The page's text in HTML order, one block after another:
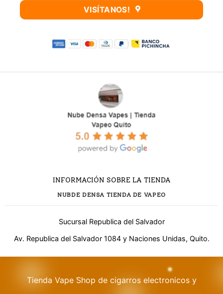
INFORMACIÓN SOBRE LA TIENDA
NUBDE DENSA TIENDA DE VAPEO
Sucursal Republica del Salvador
Av. Republica del Salvador 1084 y Naciones Unidas, Quito.
VISÍTANOS!
Tienda Vape Shop de cigarros electronicos y